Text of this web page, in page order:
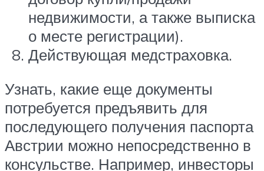
недвижимости, а также выписка
о месте регистрации).
Действующая медстраховка.
Узнать, какие еще документы
потребуется предъявить для
последующего получения паспорта
Австрии можно непосредственно в
консульстве. Например, инвесторы